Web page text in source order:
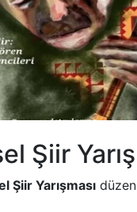
Şiir
Şiir Yarışması